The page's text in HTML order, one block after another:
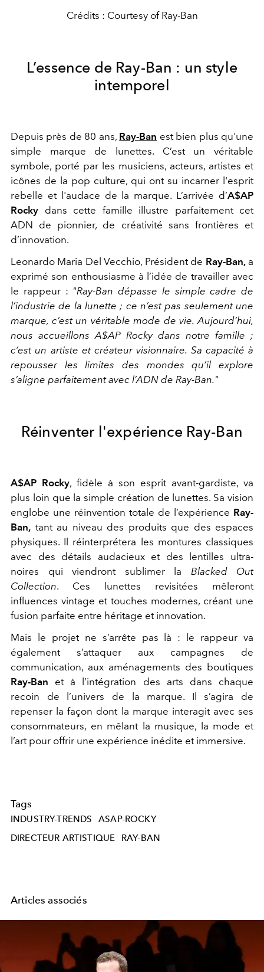
Crédits : Courtesy of Ray-Ban
L’essence de Ray-Ban : un style
intemporel
Depuis près de 80 ans, Ray-Ban est bien plus qu'une
simple marque de lunettes. C’est un véritable
symbole, porté par les musiciens, acteurs, artistes et
icônes de la pop culture, qui ont su incarner l'esprit
rebelle et l'audace de la marque. L’arrivée d’A$AP
Rocky dans cette famille illustre parfaitement cet
ADN de pionnier, de créativité sans frontières et
d’innovation.
Leonardo Maria Del Vecchio, Président de Ray-Ban,a
exprimé son enthousiasme à l’idée de travailler avec
le rappeur : "Ray-Ban dépasse le simple cadre de
l’industrie de la lunette ; ce n’est pas seulement une
marque, c’est un véritable mode de vie. Aujourd’hui,
nous accueillons A$AP Rocky dans notre famille ;
c’est un artiste et créateur visionnaire. Sa capacité à
repousser les limites des mondes qu’il explore
s’aligne parfaitement avec l’ADN de Ray-Ban."
Réinventer l'expérience Ray-Ban
A$AP Rocky, fidèle à son esprit avant-gardiste, va
plus loin que la simple création de lunettes. Sa vision
englobe une réinvention totale de l’expérience Ray-
Ban, tant au niveau des produits que des espaces
physiques. Il réinterprétera les montures classiques
avec des détails audacieux et des lentilles ultra-
noires qui viendront sublimer la Blacked Out
Collection. Ces lunettes revisitées mêleront
influences vintage et touches modernes, créant une
fusion parfaite entre héritage et innovation.
Mais le projet ne s’arrête pas là : le rappeur va
également s’attaquer aux campagnes de
communication, aux aménagements des boutiques
Ray-Ban et à l’intégration des arts dans chaque
recoin de l’univers de la marque. Il s’agira de
repenser la façon dont la marque interagit avec ses
consommateurs, en mêlant la musique, la mode et
l’art pour offrir une expérience inédite et immersive.
Tags
INDUSTRY-TRENDS
ASAP-ROCKY
DIRECTEUR ARTISTIQUE
RAY-BAN
Articles associés